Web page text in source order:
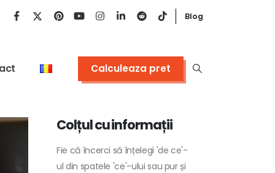
Blog
Calculeaza pret
Colțul cu informații
Fie că încerci să înțelegi 'de ce'-
ul din spatele 'ce'-ului sau pur și